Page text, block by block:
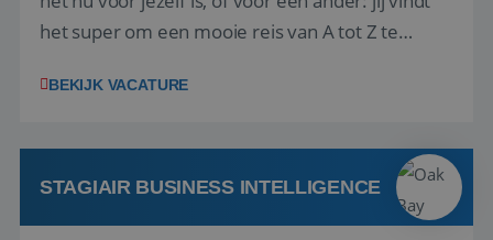
het super om een mooie reis van A tot Z te
vakantiegangers de meest prachtige plekjes op
werken: of het nu gaat om vragen ...
BEKIJK VACATURE
STAGIAIR BUSINESS INTELLIGENCE